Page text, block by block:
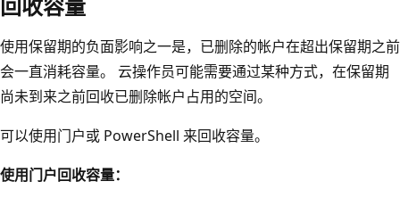
使用保留期的负面影响之一是，已删除的帐户在超出保留期之前
会一直消耗容量。 云操作员可能需要通过某种方式，在保留期
尚未到来之前回收已删除帐户占用的空间。
可以使用门户或 PowerShell 来回收容量。
使用门户回收容量：